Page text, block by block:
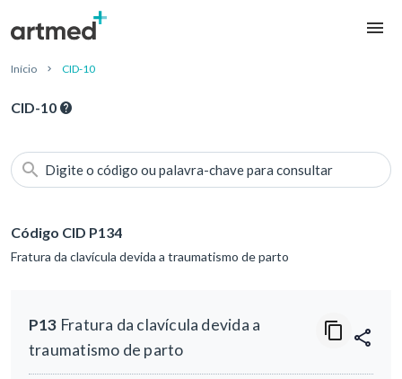
Início CID-10
CID-10
Digite o código ou palavra-chave para consultar
Código CID P134
Fratura da clavícula devida a traumatismo de parto
P13 Fratura da clavícula devida a
traumatismo de parto